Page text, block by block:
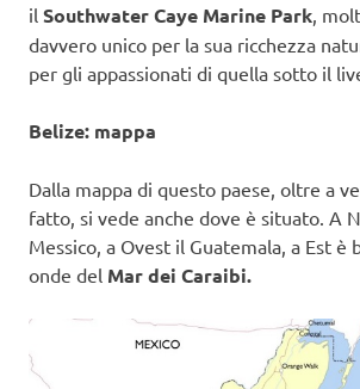
il Southwater Caye Marine Park,
davvero unico per la sua ricchezza
per gli appassionati di quella sotto il
Belize: mappa
Dalla mappa di questo paese, oltre a
fatto, si vede anche dove è situato. A
Messico, a Ovest il Guatemala, a Est è
onde del Mar dei Caraibi.